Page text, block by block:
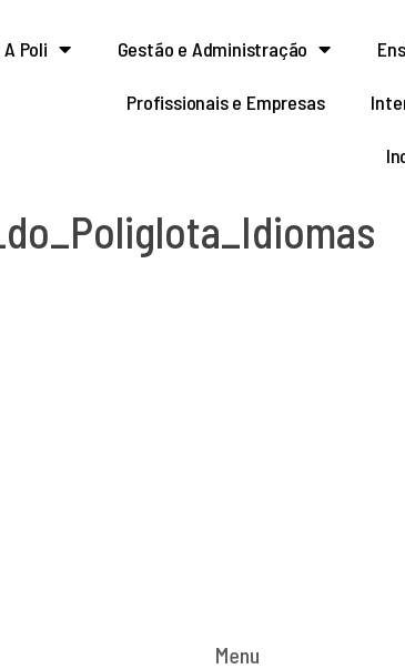
A Poli Gestão e Administração
Profissionais e Empresas
Menu